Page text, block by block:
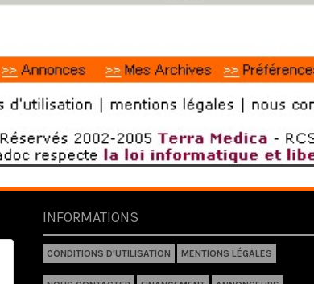
INFORMATIONS
CONDITIONS D'UTILISATION MENTIONS LÉGALES